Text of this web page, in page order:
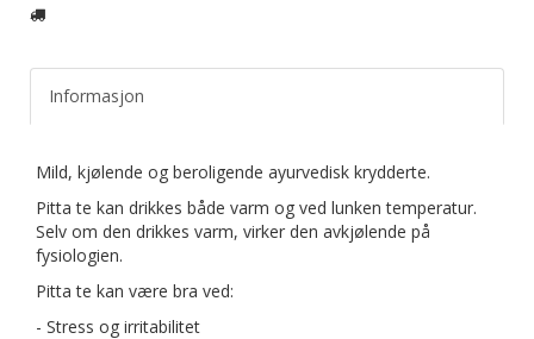
Informasjon
Mild, kjølende og beroligende ayurvedisk krydderte.
Pitta te kan drikkes både varm og ved lunken temperatur.
Selv om den drikkes varm, virker den avkjølende på
fysiologien.
Pitta te kan være bra ved:
- Stress og irritabilitet